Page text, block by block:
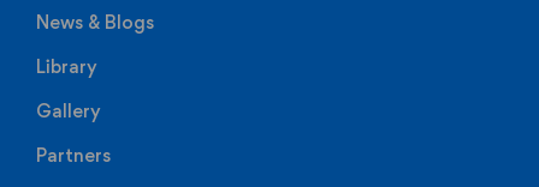
News & Blogs
Library
Gallery
Partners